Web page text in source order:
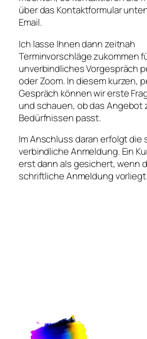
über das Kontaktformular
Email.
Ich lasse Ihnen dann zeitnah
Terminvorschläge zukommen
unverbindliches Vorgespräch
oder Zoom. In diesem kurzen,
Gespräch können wir erste
und schauen, ob das Angebot
Bedürfnissen passt.
Im Anschluss daran erfolgt die
verbindliche Anmeldung. Ein
erst dann als gesichert, wenn
schriftliche Anmeldung vorliegt.